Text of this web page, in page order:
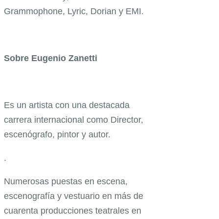
Grammophone, Lyric, Dorian y EMI.
Sobre Eugenio Zanetti
Es un artista con una destacada
carrera internacional como Director,
escenógrafo, pintor y autor.
.
Numerosas puestas en escena,
escenografía y vestuario en más de
cuarenta producciones teatrales en